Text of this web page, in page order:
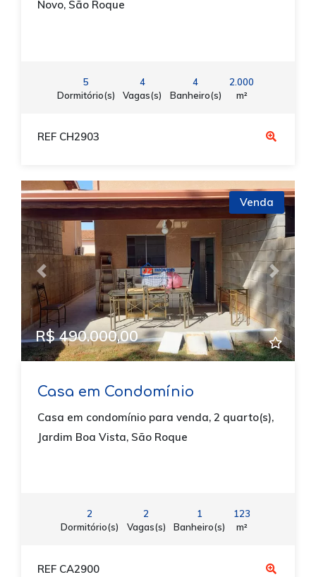
Novo, São Roque
5
Dormitório(s)
4
Vagas(s)
4
Banheiro(s)
2.000
m²
REF CH2903
Previous Next
Venda
R$ 490.000,00
Casa em Condomínio
Casa em condomínio para venda, 2 quarto(s),
Jardim Boa Vista, São Roque
2
Dormitório(s)
2
Vagas(s)
1
Banheiro(s)
123
m²
REF CA2900